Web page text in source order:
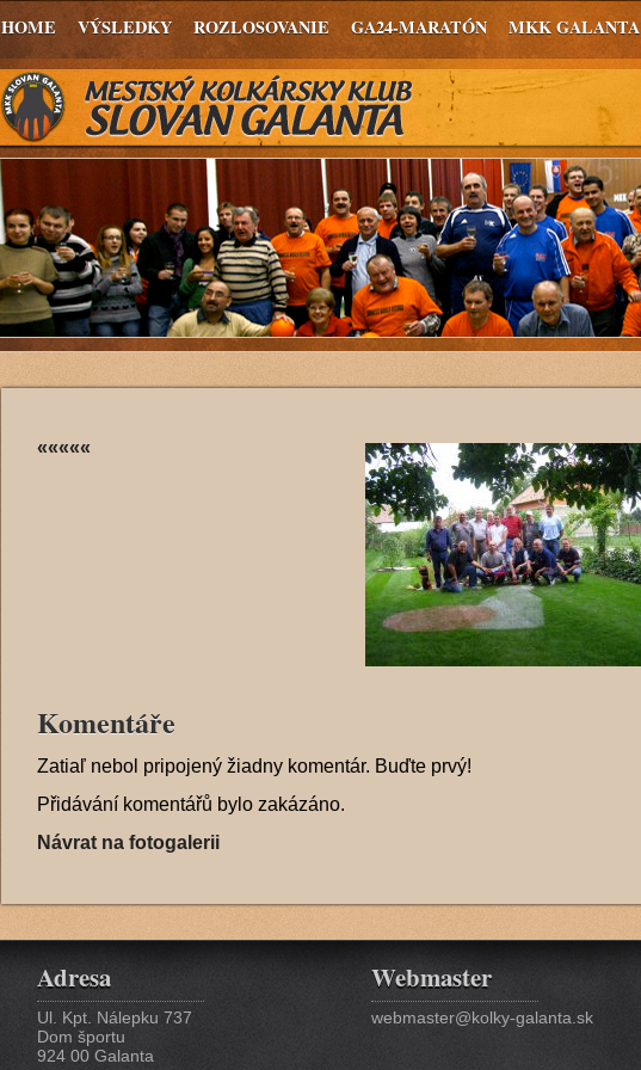
HOME VÝSLEDKY ROZLOSOVANIE GA24-MARATÓN MKK GALANTA
«««««
Komentáře
Zatiaľ nebol pripojený žiadny komentár. Buďte prvý!
Přidávání komentářů bylo zakázáno.
Návrat na fotogalerii
Adresa
Ul. Kpt. Nálepku 737
Dom športu
924 00 Galanta
Webmaster
webmaster@kolky-galanta.sk